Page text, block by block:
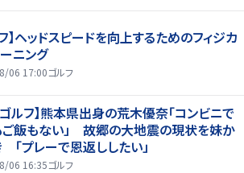
】ヘッドスピードを向上するためのフィジカ
ニング
06 17:00ゴルフ
ルフ】熊本県出身の荒木優奈「コンビニで
ご飯もない」 故郷の大地震の現状を妹か
「プレーで恩返ししたい」
06 16:35ゴルフ